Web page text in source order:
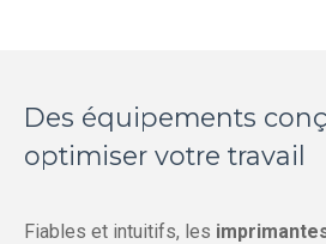
Des équipements
optimiser votre travail
Fiables et intuitifs, les